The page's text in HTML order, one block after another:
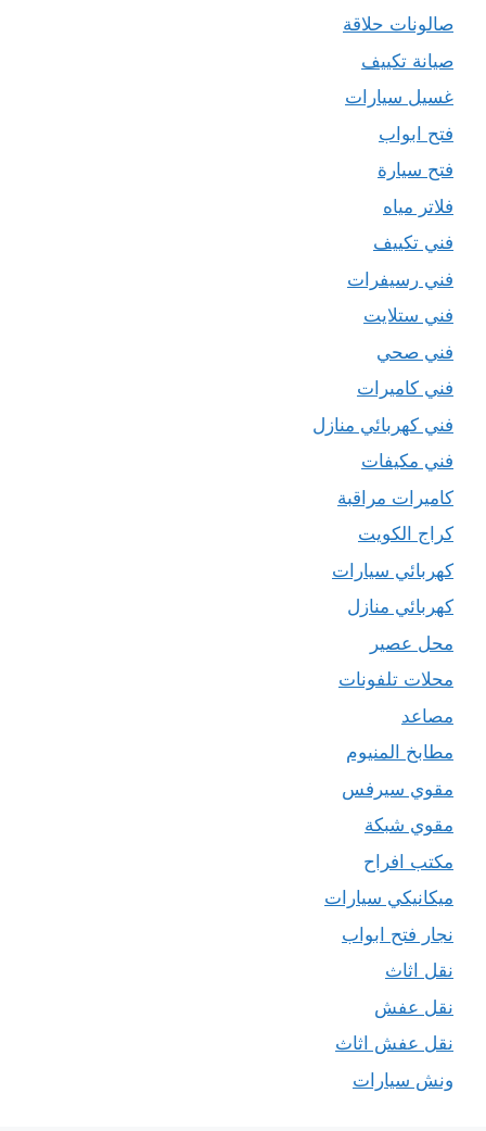
صالونات حلاقة
صيانة تكييف
غسيل سيارات
فتح ابواب
فتح سيارة
فلاتر مياه
فني تكييف
فني رسيفرات
فني ستلايت
فني صحي
فني كاميرات
فني كهربائي منازل
فني مكيفات
كاميرات مراقبة
كراج الكويت
كهربائي سيارات
كهربائي منازل
محل عصير
محلات تلفونات
مصاعد
مطابخ المنيوم
مقوي سيرفس
مقوي شبكة
مكتب افراح
ميكانيكي سيارات
نجار فتح ابواب
نقل اثاث
نقل عفش
نقل عفش اثاث
ونش سيارات